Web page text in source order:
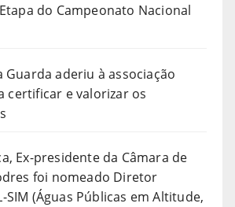
do Campeonato Nacional
Guarda aderiu à associação
certificar e valorizar os
Ex-presidente da Câmara de
foi nomeado Diretor
SIM (Águas Públicas em Altitude,